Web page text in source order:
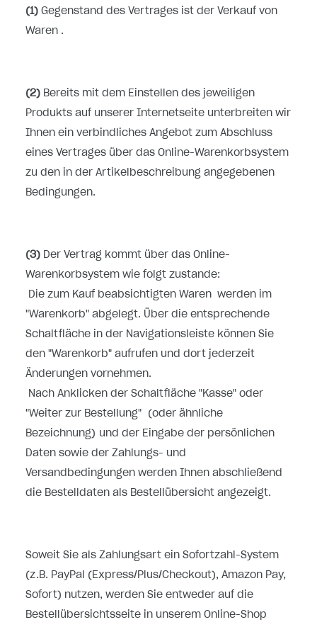
(1) Gegenstand des Vertrages ist der Verkauf von
Waren .
(2) Bereits mit dem Einstellen des jeweiligen
Produkts auf unserer Internetseite unterbreiten wir
Ihnen ein verbindliches Angebot zum Abschluss
eines Vertrages über das Online-Warenkorbsystem
zu den in der Artikelbeschreibung angegebenen
Bedingungen.
(3) Der Vertrag kommt über das Online-
Warenkorbsystem wie folgt zustande:
Die zum Kauf beabsichtigten Waren werden im
"Warenkorb" abgelegt. Über die entsprechende
Schaltfläche in der Navigationsleiste können Sie
den "Warenkorb" aufrufen und dort jederzeit
Änderungen vornehmen.
Nach Anklicken der Schaltfläche "Kasse" oder
"Weiter zur Bestellung" (oder ähnliche
Bezeichnung) und der Eingabe der persönlichen
Daten sowie der Zahlungs- und
Versandbedingungen werden Ihnen abschließend
die Bestelldaten als Bestellübersicht angezeigt.
Soweit Sie als Zahlungsart ein Sofortzahl-System
(z.B. PayPal (Express/Plus/Checkout), Amazon Pay,
Sofort) nutzen, werden Sie entweder auf die
Bestellübersichtsseite in unserem Online-Shop